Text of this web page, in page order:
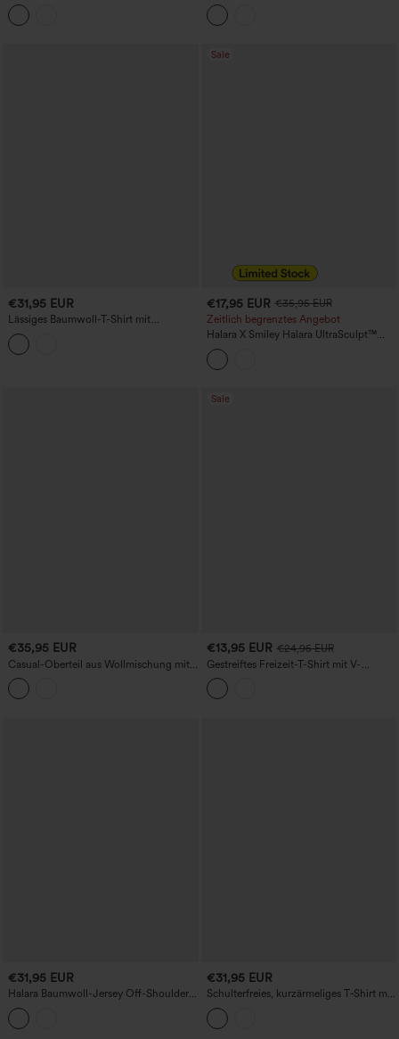
Langarm-T-Shirt aus atmungsaktivem
Mesh mit integriertem BH, kühlem Griff,
lässig – UPF50+
Ausschnitt, kurzen Ärmeln, Raffung und
Leopardenmuster.
€31,95 EUR
Lässiges Baumwoll-T-Shirt mit
Rundhalsausschnitt, langen Ärmeln und
Cut-Out-Details.
Sale
€17,95 EUR €35,95 EUR
Zeitlich begrenztes Angebot
Halara X Smiley Halara UltraSculpt™
Rundhals-Kurzarm, gerafftes,
enganliegendes Cropped-Freizeit-T-
Shirt
€35,95 EUR
Casual-Oberteil aus Wollmischung mit
Rundhalsausschnitt, langen Ärmeln und
Daumenlöchern
Sale
€13,95 EUR €24,95 EUR
Gestreiftes Freizeit-T-Shirt mit V-
Ausschnitt und kurzen Ärmeln
€31,95 EUR
Halara Baumwoll-Jersey Off-Shoulder-
T-Shirt mit abnehmbaren Trägern,
halben Ärmeln und integriertem BH -
lässiges T-Shirt für Cupgrößen B-DD
€31,95 EUR
Schulterfreies, kurzärmeliges T‑Shirt mit
Schlitz, geschwungenem Saum und
integriertem BH, lässig geschnitten